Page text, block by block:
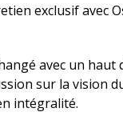
exclusif avec
avec un
sur la vision
intégralité.